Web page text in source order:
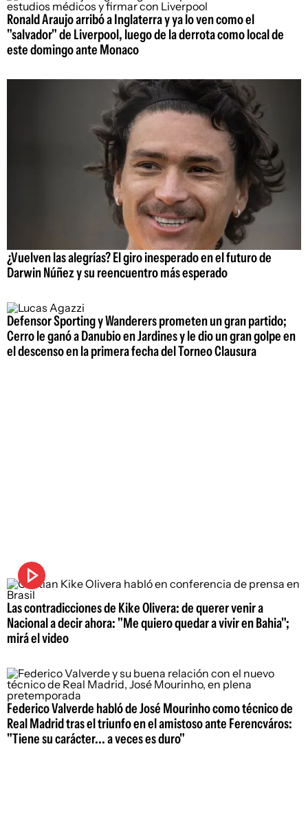
Ronald Araujo arribó a Inglaterra y ya lo ven como el
"salvador" de Liverpool, luego de la derrota como local de
este domingo ante Monaco
¿Vuelven las alegrías? El giro inesperado en el futuro de
Darwin Núñez y su reencuentro más esperado
Defensor Sporting y Wanderers prometen un gran partido;
Cerro le ganó a Danubio en Jardines y le dio un gran golpe en
el descenso en la primera fecha del Torneo Clausura
Las contradicciones de Kike Olivera: de querer venir a
Nacional a decir ahora: "Me quiero quedar a vivir en Bahia";
mirá el video
Federico Valverde habló de José Mourinho como técnico de
Real Madrid tras el triunfo en el amistoso ante Ferencváros:
"Tiene su carácter... a veces es duro"